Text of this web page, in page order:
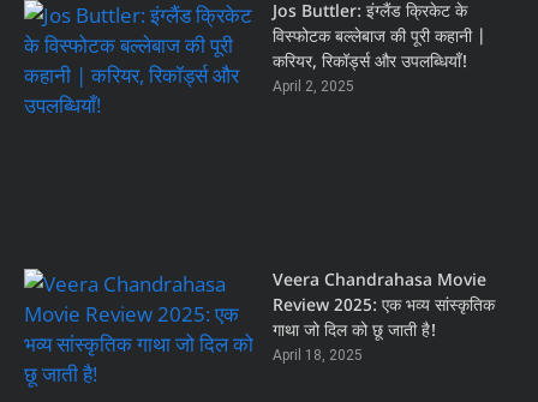
Jos Buttler: इंग्लैंड क्रिकेट के
विस्फोटक बल्लेबाज की पूरी कहानी |
करियर, रिकॉर्ड्स और उपलब्धियाँ!
April 2, 2025
Veera Chandrahasa Movie
Review 2025: एक भव्य सांस्कृतिक
गाथा जो दिल को छू जाती है!
April 18, 2025